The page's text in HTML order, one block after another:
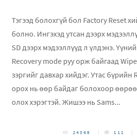
Тэгээд болохгүй бол Factory Reset
болно. Ингэхэд утсан дээрх
SD дээрх мэдээллүүд л үлдэнэ.
Recovery mode руу орж байгаад
зэргийг давхар хийдэг. Утас бүрийн
орох нь өөр байдаг болохоор
олох хэрэгтэй. Жишээ нь Sams...
24368 111